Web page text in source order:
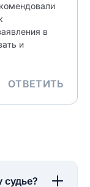
в
и
ОТВЕТИТЬ
судье?